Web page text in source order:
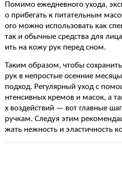
Помимо ежедневного ухода,
о прибегать к питательным
ого можно использовать как
так и обычные средства для
ить на кожу рук перед сном.
Таким образом, чтобы
рук в непростые осенние
подход. Регулярный уход с
нтенсивных кремов и масок, а
х воздействий — вот главные
ручкам. Следуя этим
жать нежность и эластичность